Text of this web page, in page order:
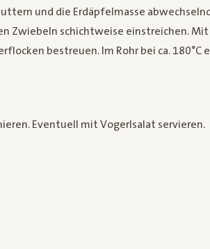
und die Erdäpfelmasse
Zwiebeln schichtweise einstreichen. Mit
bestreuen. Im Rohr bei ca. 180°C
Eventuell mit Vogerlsalat servieren.